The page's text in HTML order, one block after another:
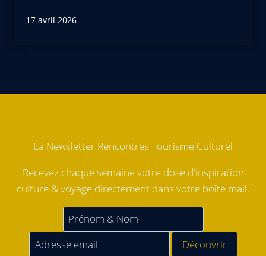
17 avril 2026
La Newsletter Rencontres Tourisme Culturel
Recevez chaque semaine votre dose d'inspiration
culture & voyage directement dans votre boîte mail.